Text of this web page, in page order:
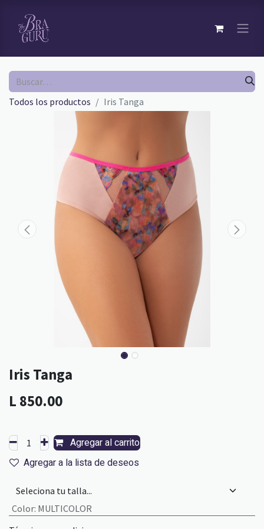
Todos los productos Iris Tanga
Iris Tanga
L 850.00
Agregar al carrito
Agregar a la lista de deseos
Color: MULTICOLOR